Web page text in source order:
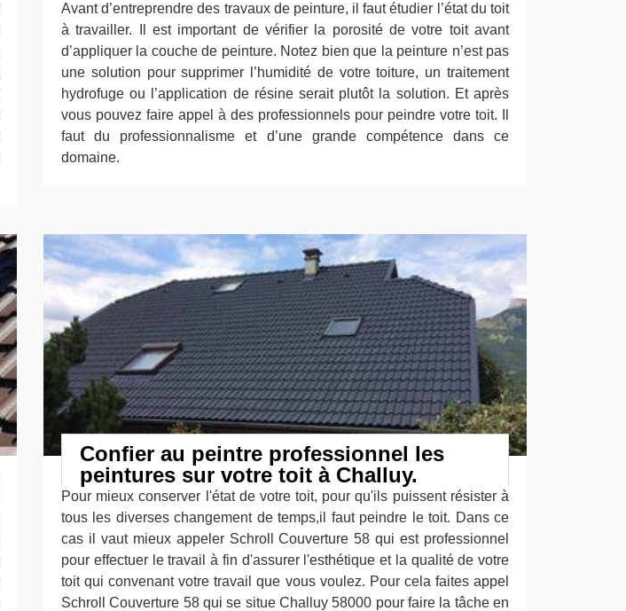
Avant d’entreprendre des travaux de peinture, il faut étudier l’état du toit
à travailler. Il est important de vérifier la porosité de votre toit avant
d’appliquer la couche de peinture. Notez bien que la peinture n’est pas
une solution pour supprimer l’humidité de votre toiture, un traitement
hydrofuge ou l’application de résine serait plutôt la solution. Et après
vous pouvez faire appel à des professionnels pour peindre votre toit. Il
faut du professionnalisme et d’une grande compétence dans ce
domaine.
Confier au peintre professionnel les
peintures sur votre toit à Challuy.
Pour mieux conserver l'état de votre toit, pour qu'ils puissent résister à
tous les diverses changement de temps,il faut peindre le toit. Dans ce
cas il vaut mieux appeler Schroll Couverture 58 qui est professionnel
pour effectuer le travail à fin d'assurer l'esthétique et la qualité de votre
toit qui convenant votre travail que vous voulez. Pour cela faites appel
Schroll Couverture 58 qui se situe Challuy 58000 pour faire la tâche en